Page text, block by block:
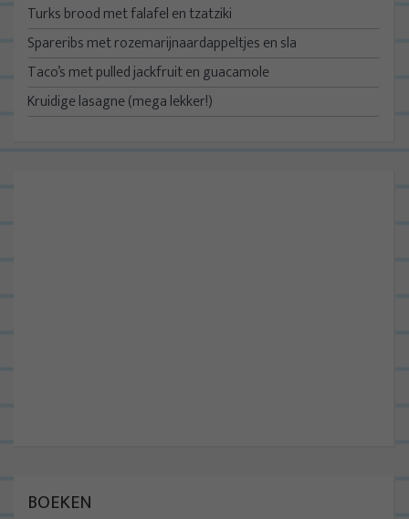
Turks brood met falafel en tzatziki
Spareribs met rozemarijnaardappeltjes en sla
Taco’s met pulled jackfruit en guacamole
Kruidige lasagne (mega lekker!)
BOEKEN